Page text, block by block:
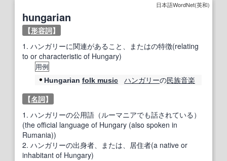
日本語WordNet(英和)
hungarian
【形容詞】
1. ハンガリーに関連があること、またはの特徴(relating
to or characteristic of Hungary)
用例
Hungarian folk music ハンガリーの民族音楽
【名詞】
1. ハンガリーの公用語（ルーマニアでも話されている）
(the official language of Hungary (also spoken in
Rumania))
2. ハンガリーの出身者、または、居住者(a native or
inhabitant of Hungary)